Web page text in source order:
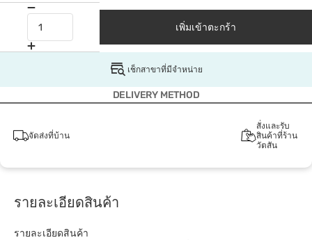
เพิ่มเข้าตะกร้า
เช็กสาขาที่มีจำหน่าย
DELIVERY METHOD
จัดส่งที่บ้าน
สั่งและรับ
สินค้าที่ร้าน
วัตสัน
รายละเอียดสินค้า
รายละเอียดสินค้า